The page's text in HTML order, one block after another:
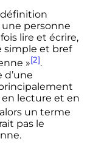
une personne
lire et écrire,
simple et bref
»[2].
d’une
lecture et en
un terme
pas le